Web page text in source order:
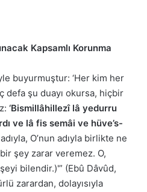
Kapsamlı Korunma
buyurmuştur: ‘Her kim her
defa şu duayı okursa, hiçbir
‘Bismillâhillezî lâ yedurru
ve lâ fis semâi ve hüve’s-
adıyla, O’nun adıyla birlikte ne
şey zarar veremez. O,
bilendir.)'” (Ebû Dâvûd,
zarardan, dolayısıyla